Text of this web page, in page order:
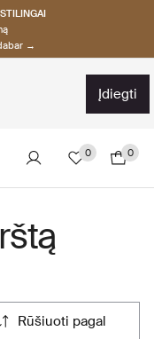
→
įdiegti
0 0
rūšiuoti pagal